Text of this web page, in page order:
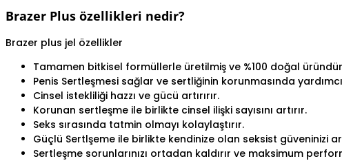
Brazer Plus özellikleri nedir?
Brazer plus jel özellikler
Tamamen bitkisel formüllerle üretilmiş ve %100 doğal
Penis Sertleşmesi sağlar ve sertliğinin korunmasında
Cinsel istekliliği hazzı ve gücü artırırır.
Korunan sertleşme ile birlikte cinsel ilişki sayısını artırır.
Seks sırasında tatmin olmayı kolaylaştırır.
Güçlü Sertlşeme ile birlikte kendinize olan seksist güveninizi
Sertleşme sorunlarınızı ortadan kaldırır ve maksimum